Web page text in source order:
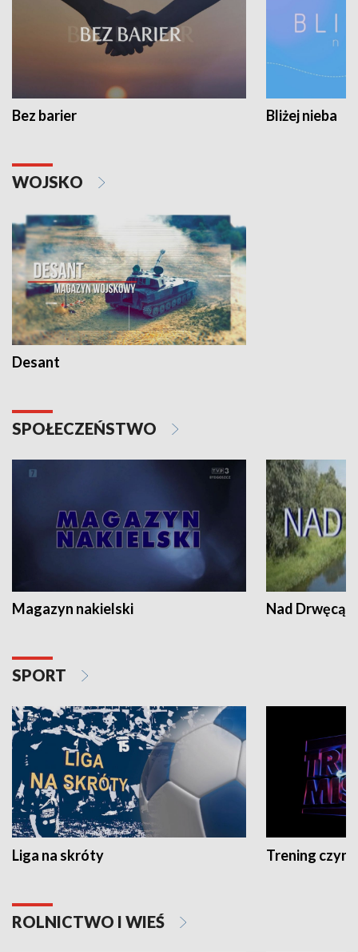
Bez barier Bliżej nieba
WOJSKO
Desant
SPOŁECZEŃSTWO
Magazyn nakielski Nad Drwęcą
SPORT
Liga na skróty Trening czyni
ROLNICTWO I WIEŚ